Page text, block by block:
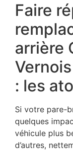
Faire
arrière
Vernois
: les
Si votre pare-
quelques
véhicule plus
d’autres,